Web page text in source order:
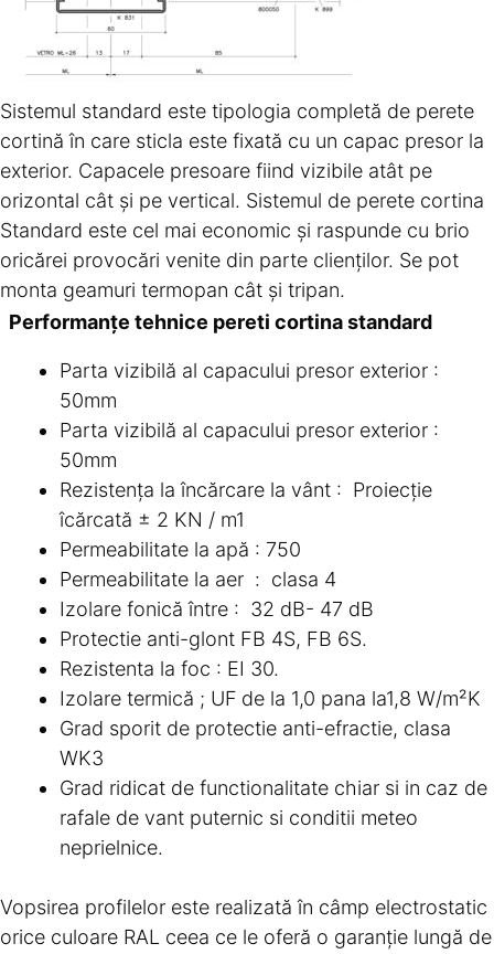
Sistemul standard este tipologia completă de perete
cortină în care sticla este fixată cu un capac presor la
exterior. Capacele presoare fiind vizibile atât pe
orizontal cât și pe vertical. Sistemul de perete cortina
Standard este cel mai economic și raspunde cu brio
oricărei provocări venite din parte clienților. Se pot
monta geamuri termopan cât și tripan.
Performanțe tehnice pereti cortina standard
Parta vizibilă al capacului presor exterior :
50mm
Parta vizibilă al capacului presor exterior :
50mm
Rezistența la încărcare la vânt : Proiecție
îcărcată ± 2 KN / m1
Permeabilitate la apă : 750
Permeabilitate la aer : clasa 4
Izolare fonică între : 32 dB- 47 dB
Protectie anti-glont FB 4S, FB 6S.
Rezistenta la foc : EI 30.
Izolare termică ; UF de la 1,0 pana la1,8 W/m²K
Grad sporit de protectie anti-efractie, clasa
WK3
Grad ridicat de functionalitate chiar si in caz de
rafale de vant puternic si conditii meteo
neprielnice.
Vopsirea profilelor este realizată în câmp electrostatic
orice culoare RAL ceea ce le oferă o garanție lungă de